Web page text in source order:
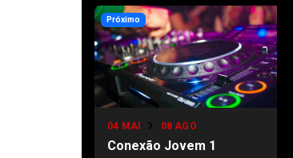
04 MAI 08 AGO
Conexão Jovem 1
Próximo